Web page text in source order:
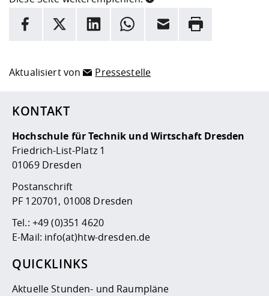
INFORMATION
Facebook
X LinkedInWhatsappE-Mail Drucken
Aktualisiert von Pressestelle
KONTAKT
Hochschule für Technik und Wirtschaft Dresden
Friedrich-List-Platz 1
01069 Dresden
Postanschrift
PF 120701, 01008 Dresden
Tel.: +49 (0)351 4620
E-Mail: info(at)htw-dresden.de
QUICKLINKS
Aktuelle Stunden- und Raumpläne